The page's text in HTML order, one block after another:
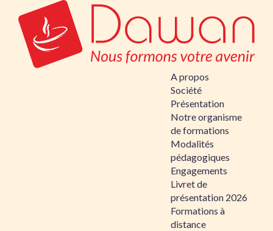
A propos
Société
Présentation
Notre organisme
de formations
Modalités
pédagogiques
Engagements
Livret de
présentation 2026
Formations à
distance